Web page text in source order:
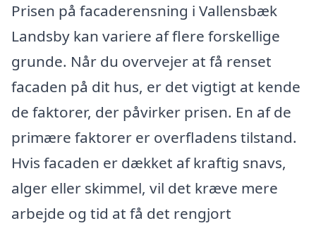
Prisen på facaderensning i Vallensbæk
Landsby kan variere af flere forskellige
grunde. Når du overvejer at få renset
facaden på dit hus, er det vigtigt at kende
de faktorer, der påvirker prisen. En af de
primære faktorer er overfladens tilstand.
Hvis facaden er dækket af kraftig snavs,
alger eller skimmel, vil det kræve mere
arbejde og tid at få det rengjort